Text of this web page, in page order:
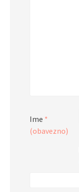
Ime *
(obavezno)